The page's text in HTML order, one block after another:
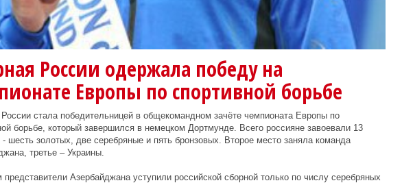
России одержала победу на
Европы по спортивной борьбе
стала победительницей в общекомандном зачёте чемпионата Европы по
борьбе, который завершился в немецком Дортмунде. Всего россияне завоевали 13
шесть золотых, две серебряные и пять бронзовых. Второе место заняла команда
третье – Украины.
представители Азербайджана уступили российской сборной только по числу серебряных